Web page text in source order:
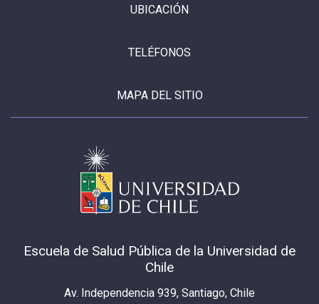
UBICACIÓN
TELÉFONOS
MAPA DEL SITIO
Escuela de Salud Pública de la Universidad de
Chile
Av. Independencia 939, Santiago, Chile